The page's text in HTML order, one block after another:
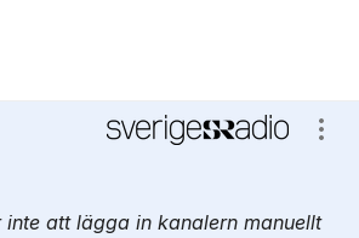
inte att lägga in kanalern manuellt